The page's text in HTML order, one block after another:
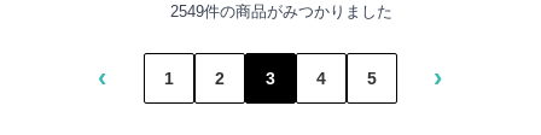
2549件の商品がみつかりました
‹ 1 2 3 4 5 ›